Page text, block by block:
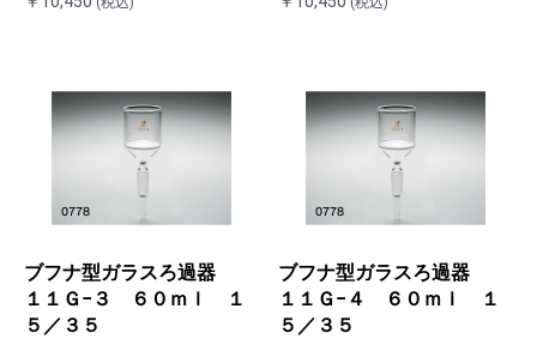
ブフナ型ガラスろ過器
１１Ｇ−３ ６０ｍｌ １
５／３５
ブフナ型ガラスろ過器
１１Ｇ−４ ６０ｍｌ １
５／３５